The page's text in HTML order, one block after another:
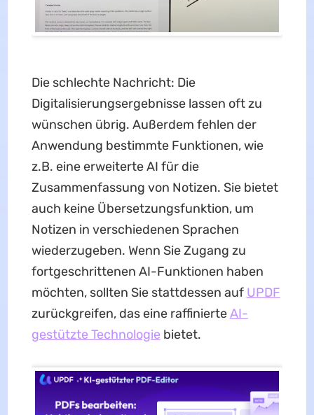
Die schlechte Nachricht: Die
Digitalisierungsergebnisse lassen oft zu
wünschen übrig. Außerdem fehlen der
Anwendung bestimmte Funktionen, wie
z.B. eine erweiterte AI für die
Zusammenfassung von Notizen. Sie bietet
auch keine Übersetzungsfunktion, um
Notizen in verschiedenen Sprachen
wiederzugeben. Wenn Sie Zugang zu
fortgeschrittenen AI-Funktionen haben
möchten, sollten Sie stattdessen auf UPDF
zurückgreifen, das eine raffinierteAI-
gestützte Technologie bietet.